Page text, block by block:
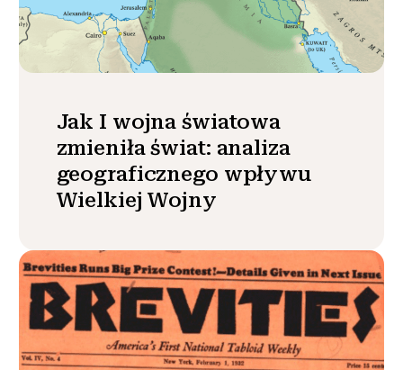
Jak I wojna światowa
zmieniła świat: analiza
geograficznego wpływu
Wielkiej Wojny